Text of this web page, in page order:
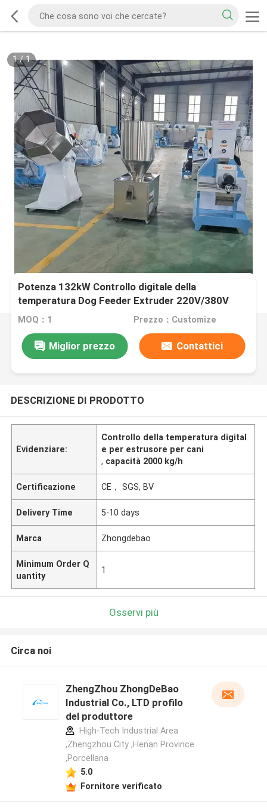
1/1
Potenza 132kW Controllo digitale della
temperatura Dog Feeder Extruder 220V/380V
Voltaggio 40-2000kg/h Capacità
MOQ：1 Prezzo：Customize
Miglior prezzo Contattici
DESCRIZIONE DI PRODOTTO
Evidenziare:
Controllo della temperatura digital
e per estrusore per cani
, capacità 2000 kg/h
Certificazione CE， SGS, BV
Delivery Time 5-10 days
Marca Zhongdebao
Minimum Order Q
uantity
1
Osservi più
Circa noi
ZhengZhou ZhongDeBao
Industrial Co., LTD profilo
del produttore
High-Tech Industrial Area
,Zhengzhou City ,Henan Province
,Porcellana
5.0
Fornitore verificato